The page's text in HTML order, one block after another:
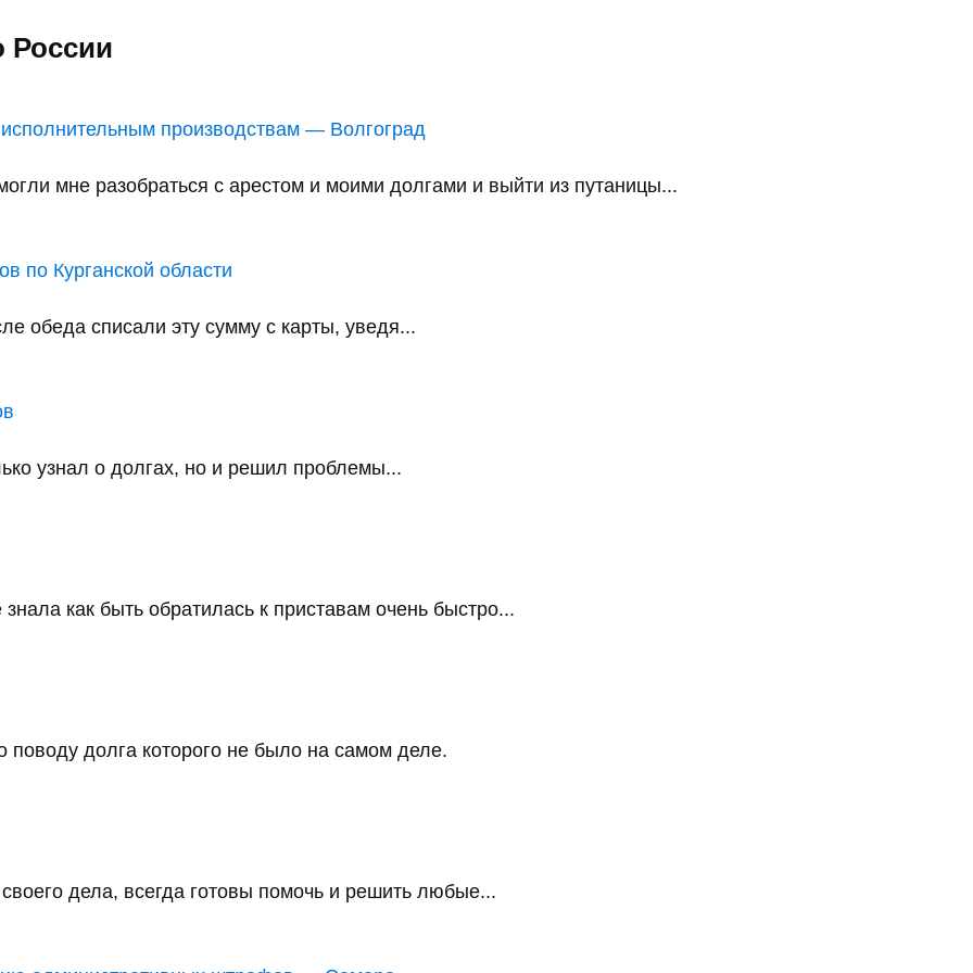
России
производствам — Волгоград
мне разобраться с арестом и моими долгами и выйти из путаницы...
по Курганской области
обеда списали эту сумму с карты, уведя...
узнал о долгах, но и решил проблемы...
как быть обратилась к приставам очень быстро...
долга которого не было на самом деле.
дела, всегда готовы помочь и решить любые...